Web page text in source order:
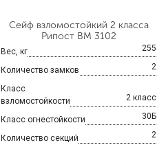
Сейф взломостойкий 2 класса
Рипост ВМ 3102
Вес, кг 255
Количество замков 2
Класс
взломостойкости
2 класс
Класс огнестойкости 30Б
Количество секций 2